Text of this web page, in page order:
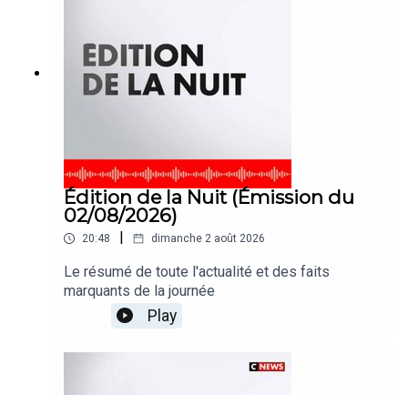
Édition de la Nuit (Émission du
02/08/2026)
20:48 | dimanche 2 août 2026
Le résumé de toute l'actualité et des faits
marquants de la journée
Play